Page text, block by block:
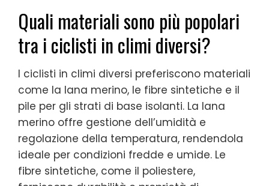
Quali materiali sono più popolari
tra i ciclisti in climi diversi?
I ciclisti in climi diversi preferiscono materiali
come la lana merino, le fibre sintetiche e il
pile per gli strati di base isolanti. La lana
merino offre gestione dell’umidità e
regolazione della temperatura, rendendola
ideale per condizioni fredde e umide. Le
fibre sintetiche, come il poliestere,